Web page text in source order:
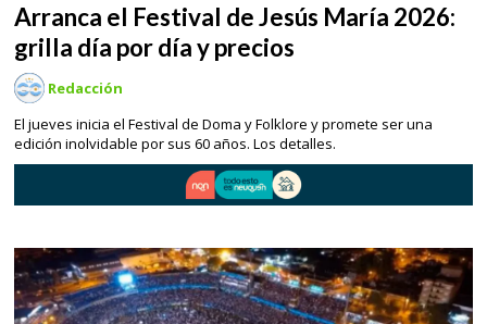
Arranca el Festival de Jesús María 2026:
grilla día por día y precios
El jueves inicia el Festival de Doma y Folklore y promete ser una
edición inolvidable por sus 60 años. Los detalles.
Redacción